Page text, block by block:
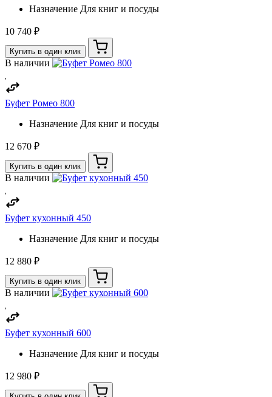
Назначение Для книг и посуды
10 740 ₽
Купить в один клик
В наличии
Буфет Ромео 800
Назначение Для книг и посуды
12 670 ₽
Купить в один клик
В наличии
Буфет кухонный 450
Назначение Для книг и посуды
12 880 ₽
Купить в один клик
В наличии
Буфет кухонный 600
Назначение Для книг и посуды
12 980 ₽